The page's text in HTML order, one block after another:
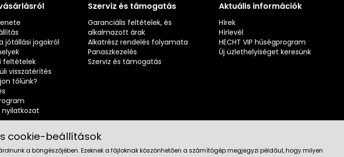
jótállási jogokról
feltételek
visszatérítés
tőlünk?
Szerviz és támogatás
Garanciális feltételek, és
alkalmazott árak
Alkatrész rendelés folyamata
Panaszkezelés
Szerviz és támogatás
Aktuális információk
Hírek
Hírlevél
HECHT VIP hűségprogram
Új üzlethelyiséget keresünk
cookie-beállítások
a böngészőjében. Ezeknek a fájloknak köszönhetően a számítógép megjegyzi például, hogy milyen